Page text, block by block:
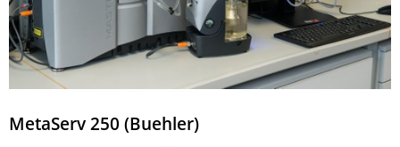
MetaServ 250 (Buehler)